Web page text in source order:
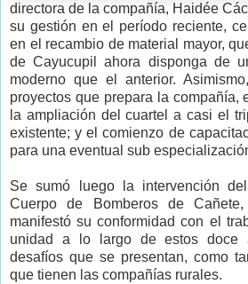
directora de la compañía, Haidée
su gestión en el período reciente,
en el recambio de material mayor,
de Cayucupil ahora disponga de
moderno que el anterior.
proyectos que prepara la compañía,
la ampliación del cuartel a casi el
existente; y el comienzo de
para una eventual sub
Se sumó luego la intervención
Cuerpo de Bomberos de
manifestó su conformidad con el
unidad a lo largo de estos doce
desafíos que se presentan, como
que tienen las compañías rurales.